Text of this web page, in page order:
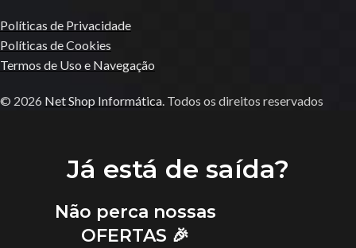
Políticas de Privacidade
Políticas de Cookies
Termos de Uso e Navegação
© 2026 Net Shop Informática. Todos os direitos reservados
Já está de saída?
Não perca nossas
OFERTAS 🎉